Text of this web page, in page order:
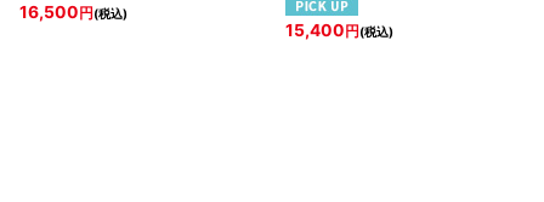
16,500円(税込)
15,400円(税込)